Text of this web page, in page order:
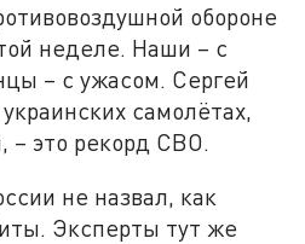
обороне
неделе. Наши – с
– с ужасом. Сергей
самолётах,
– это рекорд СВО.
не назвал, как
Эксперты тут же